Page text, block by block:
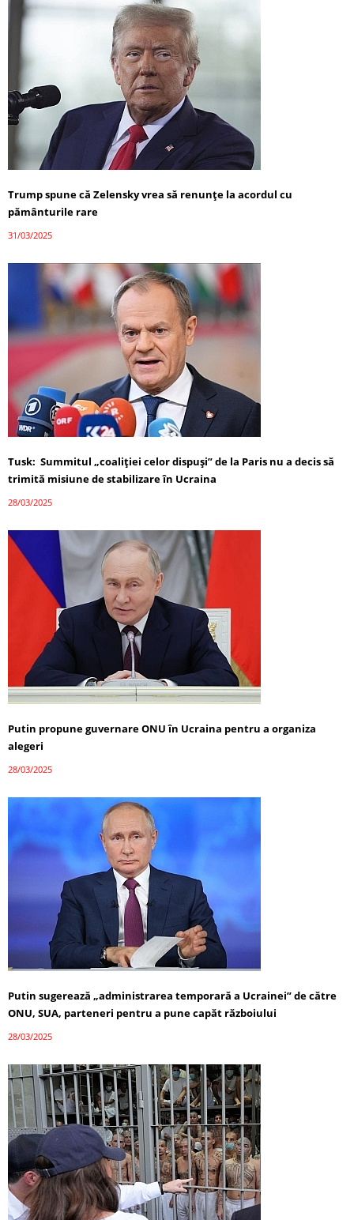
Trump spune că Zelensky vrea să renunțe la acordul cu
pământurile rare
31/03/2025
Tusk: Summitul „coaliției celor dispuși” de la Paris nu a decis să
trimită misiune de stabilizare în Ucraina
28/03/2025
Putin propune guvernare ONU în Ucraina pentru a organiza
alegeri
28/03/2025
Putin sugerează „administrarea temporară a Ucrainei” de către
ONU, SUA, parteneri pentru a pune capăt războiului
28/03/2025